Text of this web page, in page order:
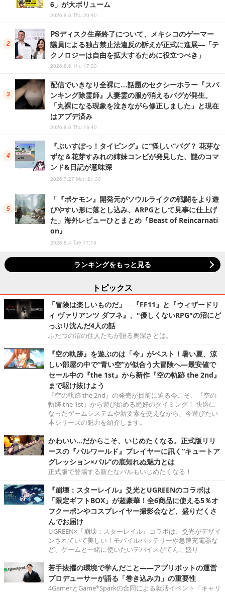
6」が大ボリューム
2026.8.6 Thu 20:40
PSディスク生産終了について、メキシコのゲーマー
議員による独占禁止法違反の訴えが正式に進展―「テ
クノロジーは自由を拡大するために役立つべき」
2026.8.6 Thu 17:20
配信でいきなり全裸に…話題のセクシーホラー『スパ
ンキング除霊師』人妻霊の服が消えるバグが発生。
「丸裸になる現象を泣きながら修正しました」と現在
はアプデ済み
2026.8.6 Thu 16:40
『ぶいすぽっ！タイピング』に“怪しい”バグ？ 花芽な
ずな＆花芽すみれの姉妹コンビが発見した、謎のコマ
ンド&日記が意味深
2026.7.27 Mon 21:30
「『ポケモン』開発元がソウルライクの戦闘をより遊
びやすい形に落とし込み、ARPGとして見事に仕上げ
た」海外レビューひとまとめ『Beast of Reincarnati
on』
2026.8.4 Tue 17:10
ランキングをもっと見る
トピックス
「冒険は楽しいものだ」 ─『FF11』と『ウィザードリ
ィ ヴァリアンツ ダフネ』、"優しくないRPG"の沼にど
っぷり沈んだ4人の話
ふたつの沼の住人たちが語る奥深さとは。
『空の軌跡』を遊ぶのは「今」がベスト！暑い夏、涼
しい部屋の中で“青い空”が似合う大冒険へ―最安値で
セール中の『the 1st』から新作『空の軌跡 the 2nd』
まで駆け抜けよう
『空の軌跡 the 2nd』の発売が目前に迫る今こそ、『空の
軌跡 the 1st』から遊び始める絶好のタイミング！ 快適に
なったゲームシステムや新要素を交えながら、今遊びたい
本シリーズの魅力を紹介します。
かわいい…だからこそ、いじめたくなる。正式版リリ
ースの『パルワールド』プレイヤーに訊く“キュートア
グレッション×パル”の底知れぬ魅力とは
正式版で登場する新たなパルもいじめたくなる！
『崩壊：スターレイル』爻光とUGREENのコラボは
「限定ギフトBOX」が超豪華！全6商品に使える5％オ
フクーポンやコスプレイヤー撮影会など、盛りだくさ
んでお届け
UGREEN×『崩壊：スターレイル』コラボは、爻光がデザイ
ンされていて美しい！モバイルバッテリーや急速充電器な
ど、ゲームと一緒に使いたいデバイスがてんこ盛り
若手抜擢の環境で学んだこと――アプリボットの運営
プロデューサーが語る「巻き込み力」の重要性
4GamerとGame*Sparkの合同による就活イベント「キャリ